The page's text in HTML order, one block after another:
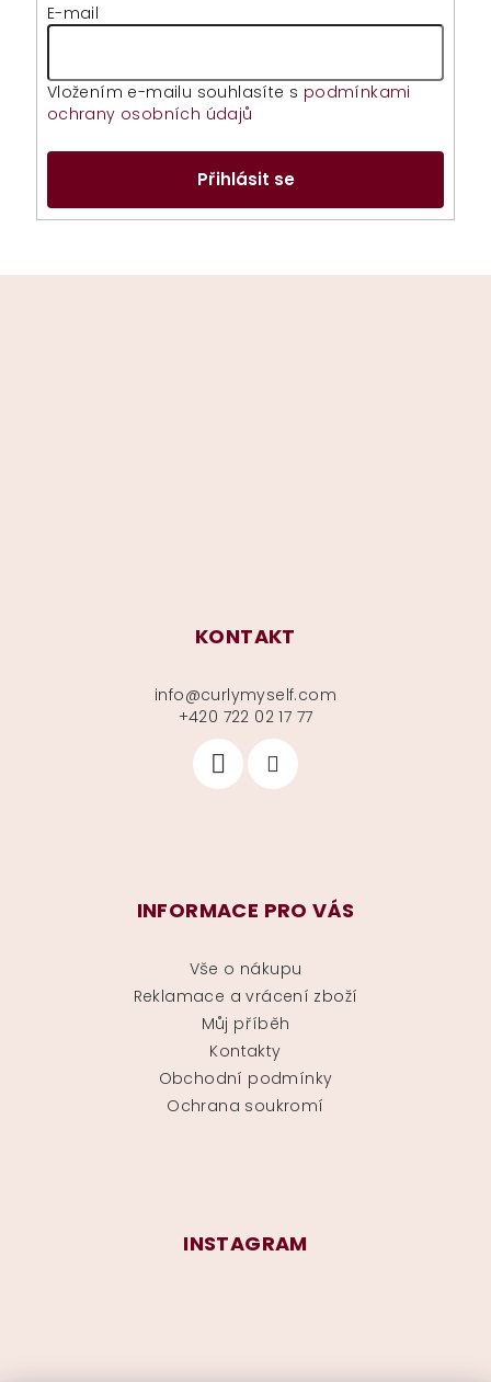
E-mail
Vložením e-mailu souhlasíte s podmínkami
ochrany osobních údajů
Přihlásit se
KONTAKT
info@curlymyself.com
+420 722 02 17 77
INFORMACE PRO VÁS
Vše o nákupu
Reklamace a vrácení zboží
Můj příběh
Kontakty
Obchodní podmínky
Ochrana soukromí
INSTAGRAM